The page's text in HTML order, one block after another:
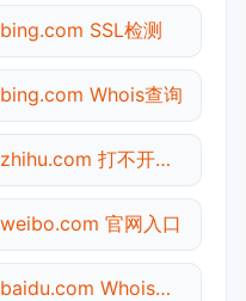
bing.com SSL检测
bing.com Whois查询
zhihu.com 打不开检测
weibo.com 官网入口
baidu.com Whois查询